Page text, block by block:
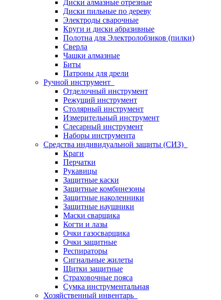
Диски алмазные отрезные
Диски пильные по дереву
Электроды сварочные
Круги и диски абразивные
Полотна для Электролобзиков (пилки)
Сверла
Чашки алмазные
Биты
Патроны для дрели
Ручной инструмент
Отделочный инструмент
Режущий инструмент
Столярный инструмент
Измерительный инструмент
Слесарный инструмент
Наборы инструмента
Средства индивидуальной защиты (СИЗ)
Краги
Перчатки
Рукавицы
Защитные каски
Защитные комбинезоны
Защитные наколенники
Защитные наушники
Маски сварщика
Когти и лазы
Очки газосварщика
Очки защитные
Респираторы
Сигнальные жилеты
Щитки защитные
Страховочные пояса
Сумка инструментальная
Хозяйственный инвентарь